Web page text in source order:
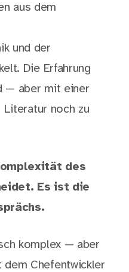
aus dem
und der
Die Erfahrung
— aber mit einer
Literatur noch zu
des
Es ist die
komplex — aber
dem Chefentwickler